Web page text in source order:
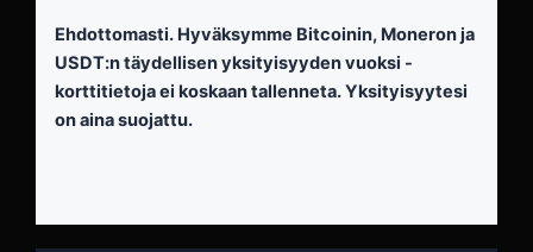
Ehdottomasti. Hyväksymme Bitcoinin, Moneron ja
USDT:n täydellisen yksityisyyden vuoksi -
korttitietoja ei koskaan tallenneta. Yksityisyytesi
on aina suojattu.